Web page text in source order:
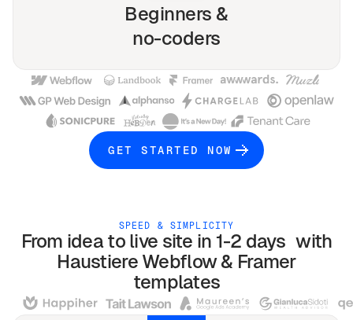
Beginners &
no-coders
GET STARTED NOW
SPEED & SIMPLICITY
From idea to live site in 1-2 days with
HaustiereWebflow & Framer
templates